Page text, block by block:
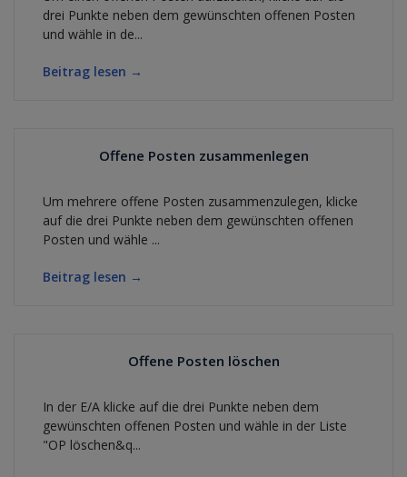
drei Punkte neben dem gewünschten offenen Posten
und wähle in de...
Beitrag lesen →
Offene Posten zusammenlegen
Um mehrere offene Posten zusammenzulegen, klicke
auf die drei Punkte neben dem gewünschten offenen
Posten und wähle ...
Beitrag lesen →
Offene Posten löschen
In der E/A klicke auf die drei Punkte neben dem
gewünschten offenen Posten und wähle in der Liste
"OP löschen&q...